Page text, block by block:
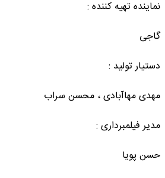
نماینده تهیه کننده :
گاجی
دستیار تولید :
مهدی مهاآبادی ، محسن سراب
مدیر فیلمبرداری :
حسن پویا